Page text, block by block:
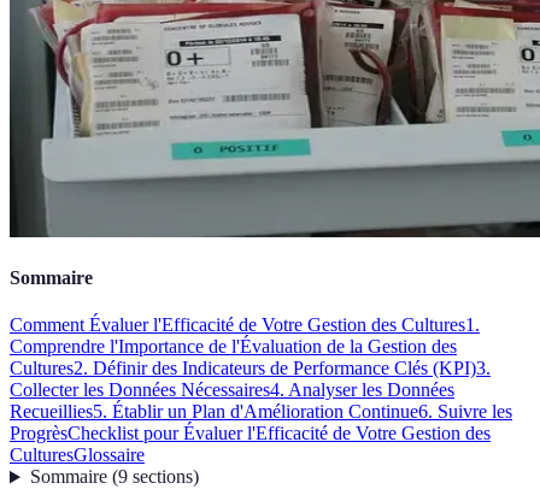
Sommaire
Comment Évaluer l'Efficacité de Votre Gestion des Cultures1.
Comprendre l'Importance de l'Évaluation de la Gestion des
Cultures2. Définir des Indicateurs de Performance Clés (KPI)3.
Collecter les Données Nécessaires4. Analyser les Données
Recueillies5. Établir un Plan d'Amélioration Continue6. Suivre les
ProgrèsChecklist pour Évaluer l'Efficacité de Votre Gestion des
CulturesGlossaire
Sommaire(9 sections)